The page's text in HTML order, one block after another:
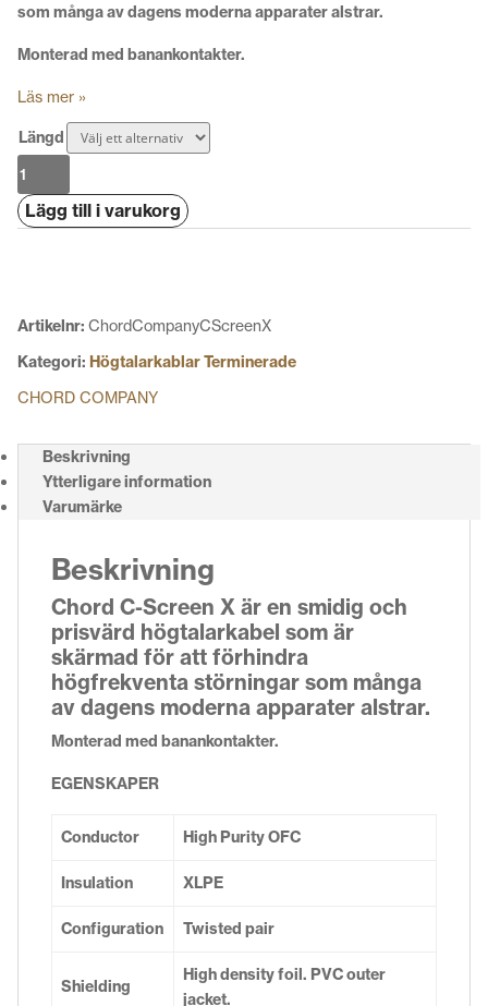
som många av dagens moderna apparater alstrar.
Monterad med banankontakter.
Läs mer »
Längd
Chord
Company
C-Lägg till i varukorg
Artikelnr: ChordCompanyCScreenX
Kategori: Högtalarkablar Terminerade
CHORD COMPANY
Beskrivning
Ytterligare information
Varumärke
Beskrivning
Chord C-Screen X är en smidig och
prisvärd högtalarkabel som är
skärmad för att förhindra
högfrekventa störningar som många
av dagens moderna apparater alstrar.
Monterad med banankontakter.
EGENSKAPER
Conductor High Purity OFC
Insulation XLPE
Configuration Twisted pair
Shielding
High density foil. PVC outer
jacket.